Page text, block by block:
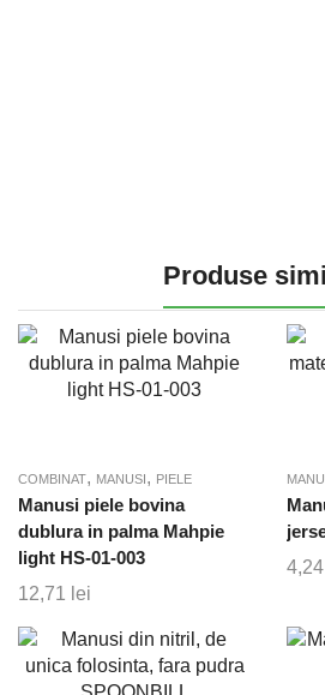
Produse
COMBINAT, MANUSI, PIELE
Manusi piele bovina
dublura in palma Mahpie
light HS-01-003
12,71 lei
4,24